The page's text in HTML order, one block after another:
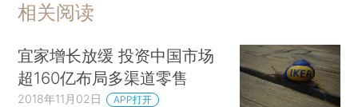
相关阅读
宜家增长放缓 投资中国市场
超160亿布局多渠道零售
2018年11月02日 APP打开